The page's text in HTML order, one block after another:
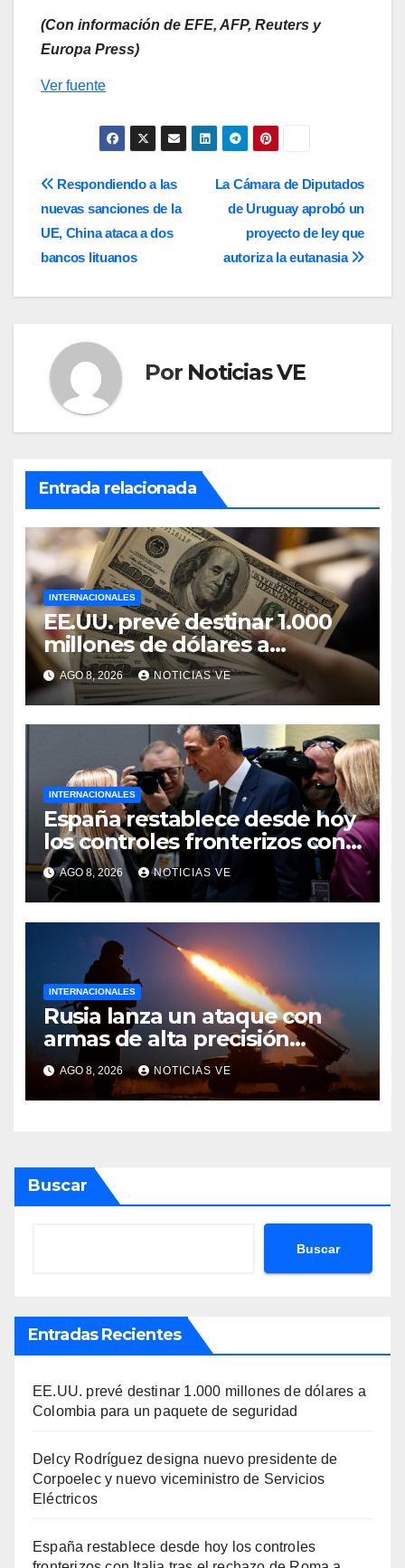
(Con información de EFE, AFP, Reuters y
Europa Press)
Ver fuente
Navegación
de
entradas
La Cámara de Diputados
de Uruguay aprobó un
proyecto de ley que
autoriza la eutanasia
Respondiendo a las
nuevas sanciones de la
UE, China ataca a dos
bancos lituanos
Por Noticias VE
Entrada relacionada
INTERNACIONALES
EE.UU. prevé destinar 1.000
millones de dólares a
Colombia para un paquete de
seguridad
AGO 8, 2026 NOTICIAS VE
INTERNACIONALES
España restablece desde hoy
los controles fronterizos con
Italia tras el rechazo de Roma
a retirar las restricciones
AGO 8, 2026 NOTICIAS VE
INTERNACIONALES
Rusia lanza un ataque con
armas de alta precisión
contra la industria militar en
Kiev
AGO 8, 2026 NOTICIAS VE
Buscar
Buscar
Entradas Recientes
EE.UU. prevé destinar 1.000 millones de dólares a
Colombia para un paquete de seguridad
Delcy Rodríguez designa nuevo presidente de
Corpoelec y nuevo viceministro de Servicios
Eléctricos
España restablece desde hoy los controles